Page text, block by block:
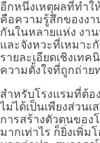
อีกหนึ่งเหตุผลที่ทำใ
คือความรู้สึกของงา
กันในหลายแห่ง งา
และจังหวะที่เหมาะ
รายละเอียดเชิงเท
ความตั้งใจที่ถูกถ่าย
สำหรับโรงแรมที่ต้อ
ไม่ได้เป็นเพียงส่วน
การสร้างตัวตนของ
มากเท่าไร ก็ยิ่งเพิ่